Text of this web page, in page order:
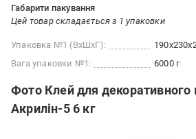
Габарити пакування
Цей товар складається з 1 упаковки
Упаковка №1 (ВхШхГ):
Вага упаковки №1:
6000 г
Фото Клей для
Акрилін-5 6 кг